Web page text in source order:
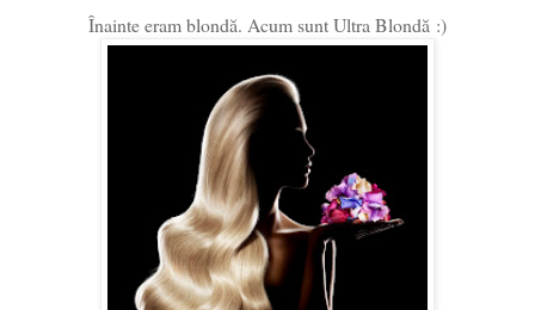
Înainte eram blondă. Acum sunt Ultra Blondă :)